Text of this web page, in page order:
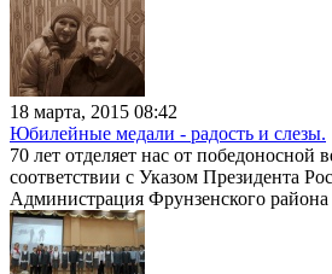
18 марта, 2015 08:42
Юбилейные медали - радость и слезы.
70 лет отделяет нас от победоносной
соответствии с Указом Президента
Администрация Фрунзенского района